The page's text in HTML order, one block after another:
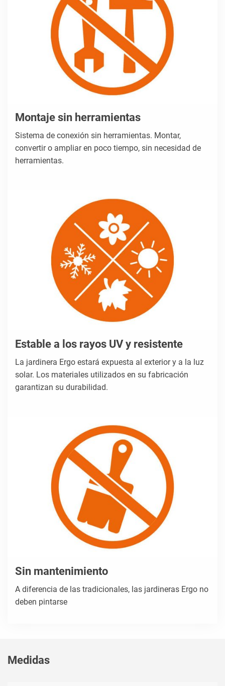
Montaje sin herramientas
Sistema de conexión sin herramientas. Montar,
convertir o ampliar en poco tiempo, sin necesidad de
herramientas.
Estable a los rayos UV y resistente
La jardinera Ergo estará expuesta al exterior y a la luz
solar. Los materiales utilizados en su fabricación
garantizan su durabilidad.
Sin mantenimiento
A diferencia de las tradicionales, las jardineras Ergo no
deben pintarse
Medidas